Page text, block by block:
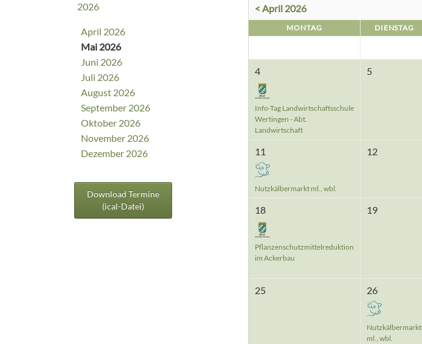
2026
April 2026
Mai 2026
Juni 2026
Juli 2026
August 2026
September 2026
Oktober 2026
November 2026
Dezember 2026
Download Termine
(ical-Datei)
< April 2026
MONTAG DIENSTAG
4
Info-Tag Landwirtschaftsschule
Wertingen - Abt.
Landwirtschaft
5
11
Nutzkälbermarkt ml., wbl.
12
18
Pflanzenschutzmittelreduktion
im Ackerbau
19
25 26
Nutzkälbermarkt
ml., wbl.